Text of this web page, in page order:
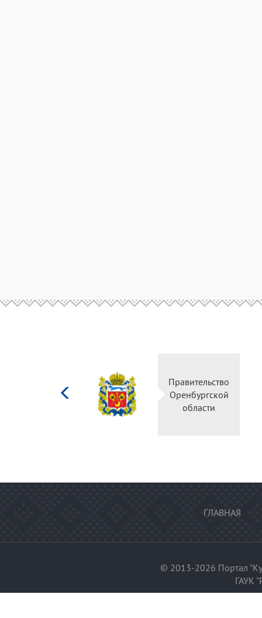
Правительство
Оренбургской
области
ГЛАВНАЯ
© 2013-2026 Портал
ГАУК